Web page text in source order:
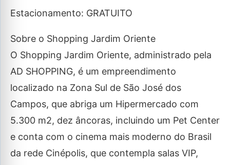
Estacionamento: GRATUITO
Sobre o Shopping Jardim Oriente
O Shopping Jardim Oriente, administrado pela
AD SHOPPING, é um empreendimento
localizado na Zona Sul de São José dos
Campos, que abriga um Hipermercado com
5.300 m2, dez âncoras, incluindo um Pet Center
e conta com o cinema mais moderno do Brasil
da rede Cinépolis, que contempla salas VIP,